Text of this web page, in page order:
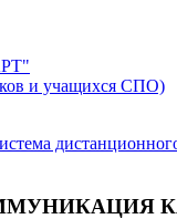
и учащихся СПО)